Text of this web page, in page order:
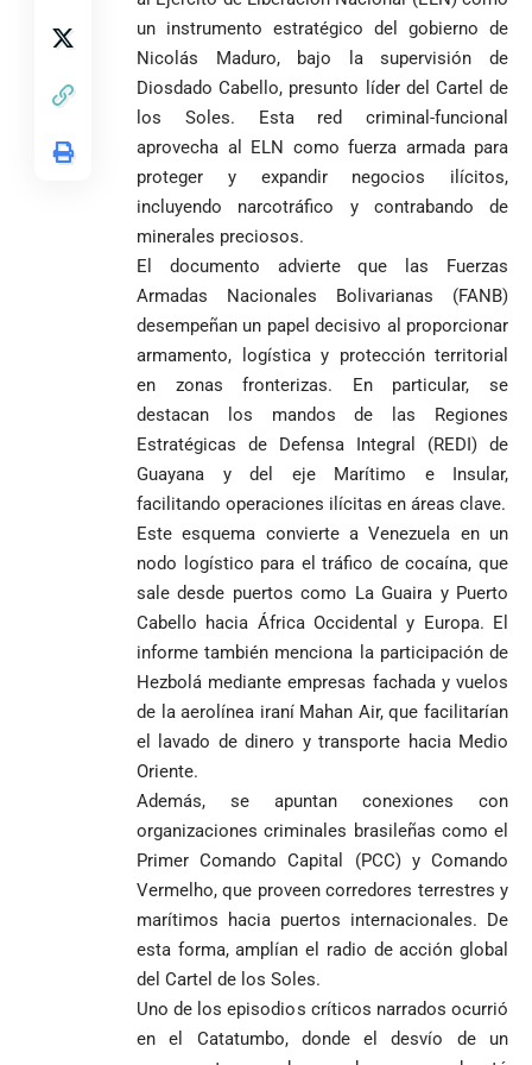
un instrumento estratégico del gobierno de
Nicolás Maduro, bajo la supervisión de
Diosdado Cabello, presunto líder del Cartel de
los Soles. Esta red criminal-funcional
aprovecha al ELN como fuerza armada para
proteger y expandir negocios ilícitos,
incluyendo narcotráfico y contrabando de
minerales preciosos.
El documento advierte que las Fuerzas
Armadas Nacionales Bolivarianas (FANB)
desempeñan un papel decisivo al proporcionar
armamento, logística y protección territorial
en zonas fronterizas. En particular, se
destacan los mandos de las Regiones
Estratégicas de Defensa Integral (REDI) de
Guayana y del eje Marítimo e Insular,
facilitando operaciones ilícitas en áreas clave.
Este esquema convierte a Venezuela en un
nodo logístico para el tráfico de cocaína, que
sale desde puertos como La Guaira y Puerto
Cabello hacia África Occidental y Europa. El
informe también menciona la participación de
Hezbolá mediante empresas fachada y vuelos
de la aerolínea iraní Mahan Air, que facilitarían
el lavado de dinero y transporte hacia Medio
Oriente.
Además, se apuntan conexiones con
organizaciones criminales brasileñas como el
Primer Comando Capital (PCC) y Comando
Vermelho, que proveen corredores terrestres y
marítimos hacia puertos internacionales. De
esta forma, amplían el radio de acción global
del Cartel de los Soles.
Uno de los episodios críticos narrados ocurrió
en el Catatumbo, donde el desvío de un
Tribunal de
Antioquia
de investidura
a concejales
Andrés
«Gury»
Rodríguez y
Damián Pérez
Federico
Gutiérrez
documentos
al FBI, DEA y
Congreso
contra la ‘paz
total’ por
presuntos
beneficios a
criminales
Diócesis de
Sonsón-Rionegro
rechaza fotos
tomadas en
templo de Guarne y
ordena acto de
desagravio
Falleció el padre
Humberto de
Jesús Hincapié
Álzate, reconocido
sacerdote de la
Girardota, Párroco
de Yolombo
oficiales
Abelardo de la
Espriella es
elegido
Colombia tras
una histórica y
reñida
segunda
Uribe
arremete
contra Petro y
lo
por la crisis de
la salud en
Colombia
Japón rescata
un empate
agónico ante
Países Bajos
en un vibrante
duelo
mundialista
Alemania no
tuvo piedad:
goleó 7-1 a un
valiente
debut
mundialista
Medellín: un
camino que no
abandonarse
LA POLICRISIS
COMO HERENCIA
Cardenal Rueda
pide desarmar el
corazón para
una Colombia
reconciliada
Diócesis de
rechaza fotos
tomadas en
templo de Guarne y
ordena acto de
desagravio